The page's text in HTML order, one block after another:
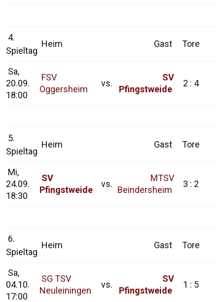
4.
Spieltag
Heim Gast Tore
Sa,
20.09.
18:00
FSV
Oggersheim
vs.
SV
Pfingstweide
2 : 4
5.
Spieltag
Heim Gast Tore
Mi,
24.09.
18:30
SV
Pfingstweide
vs.
MTSV
Beindersheim
3 : 2
6.
Spieltag
Heim Gast Tore
Sa,
04.10.
17:00
SG TSV
Neuleiningen
vs.
SV
Pfingstweide
1 : 5